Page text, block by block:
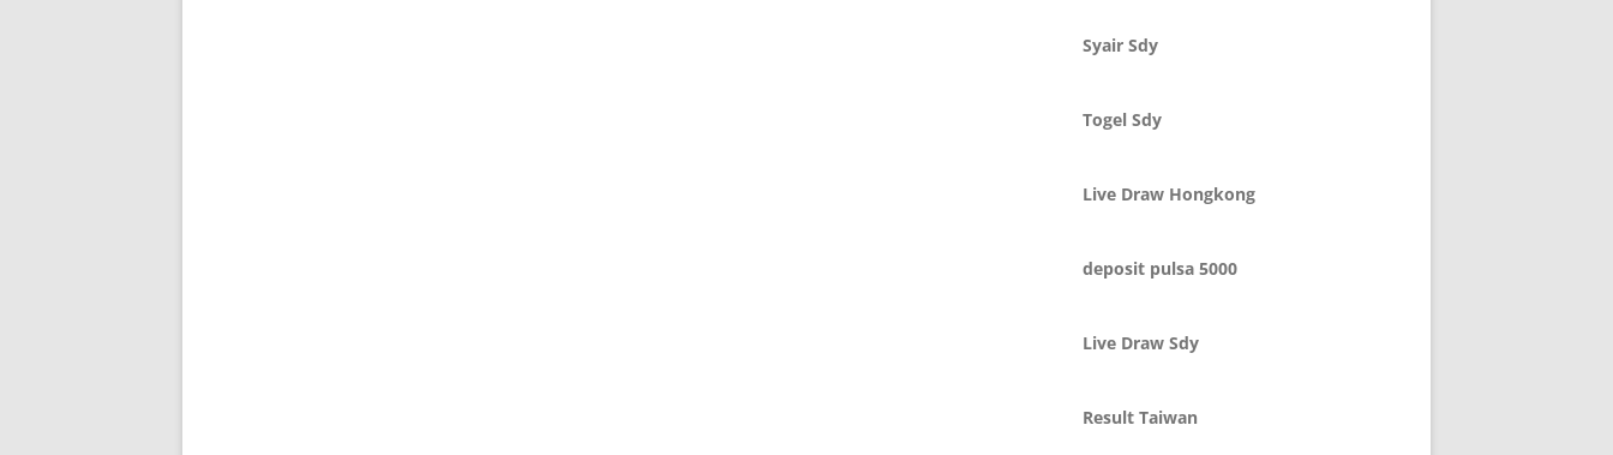
Syair Sdy
Togel Sdy
Live Draw Hongkong
deposit pulsa 5000
Live Draw Sdy
Result Taiwan